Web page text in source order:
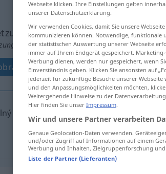
anklicken/antippen)
čilý
Webseite klicken. Ihre Einstellungen gelten
unserer Datenschutzerklärung.
Wir verwenden Cookies, damit Sie unsere
kommunizieren können. Notwendige, funktionale
der statistischen Auswertung unserer Webseite
immer auf Ihrem Endgerät gespeichert.
Werbung dienen, werden nur gespeichert, wenn
Einverständnis geben. Klicken Sie ansonsten auf
jederzeit für zukünftige Besuche unserer
und den Anpassungsmöglichkeiten möchten,
Weitergehende Hinweise zu der
Hier finden Sie unser Impressum.
Wir und unsere Partner verarbeiten
Genaue Geolocation-Daten verwenden.
und/oder Zugriff auf Informationen auf einem
Werbung und Inhalten, Zielgruppenforschung
Liste der Partner (Lieferanten)